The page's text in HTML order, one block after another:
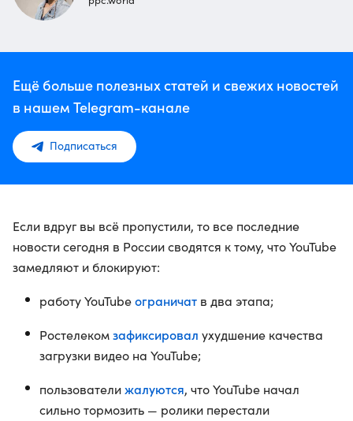
Ещё больше полезных статей и свежих новостей
в нашем Telegram-канале
Подписаться
Если вдруг вы всё пропустили, то все последние
новости сегодня в России сводятся к тому, что YouTube
замедляют и блокируют:
работу YouTubeограничат в два этапа;
Ростелекомзафиксировал ухудшение качества
загрузки видео на YouTube;
пользователижалуются, что YouTube начал
сильно тормозить — ролики перестали